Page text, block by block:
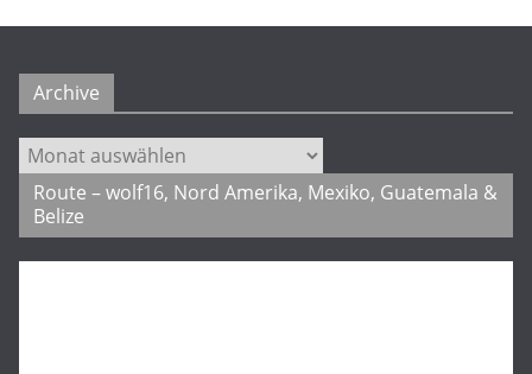
Archive
Archive
Route – wolf16, Nord Amerika, Mexiko, Guatemala &
Belize